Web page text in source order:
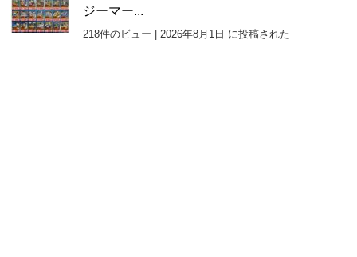
ジーマー...
218件のビュー |2026年8月1日 に投稿された